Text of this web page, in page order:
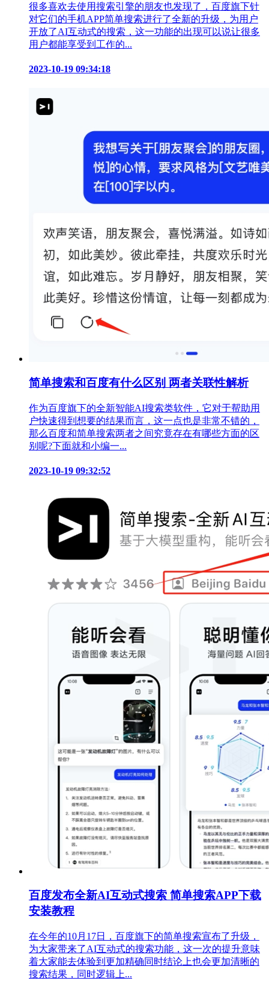
很多喜欢去使用搜索引擎的朋友也发现了，百度旗下针
对它们的手机APP简单搜索进行了全新的升级，为用户
开放了AI互动式的搜索，这一功能的出现可以说让很多
用户都能享受到工作的...
2023-10-19 09:34:18
简单搜索和百度有什么区别 两者关联性解析
作为百度旗下的全新智能AI搜索类软件，它对于帮助用
户快速得到想要的结果而言，这一点也是非常不错的，
那么百度和简单搜索两者之间究竟存在有哪些方面的区
别呢?下面就和小编一...
2023-10-19 09:32:52
百度发布全新AI互动式搜索 简单搜索APP下载
安装教程
在今年的10月17日，百度旗下的简单搜索宣布了升级，
为大家带来了AI互动式的搜索功能，这一次的提升意味
着大家能去体验到更加精确同时结论上也会更加清晰的
搜索结果，同时逻辑上...